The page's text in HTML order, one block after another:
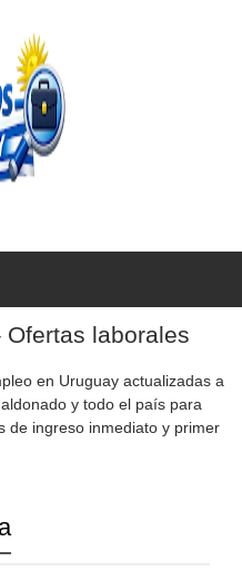
laborales
en Uruguay actualizadas a
y todo el país para
de ingreso inmediato y primer